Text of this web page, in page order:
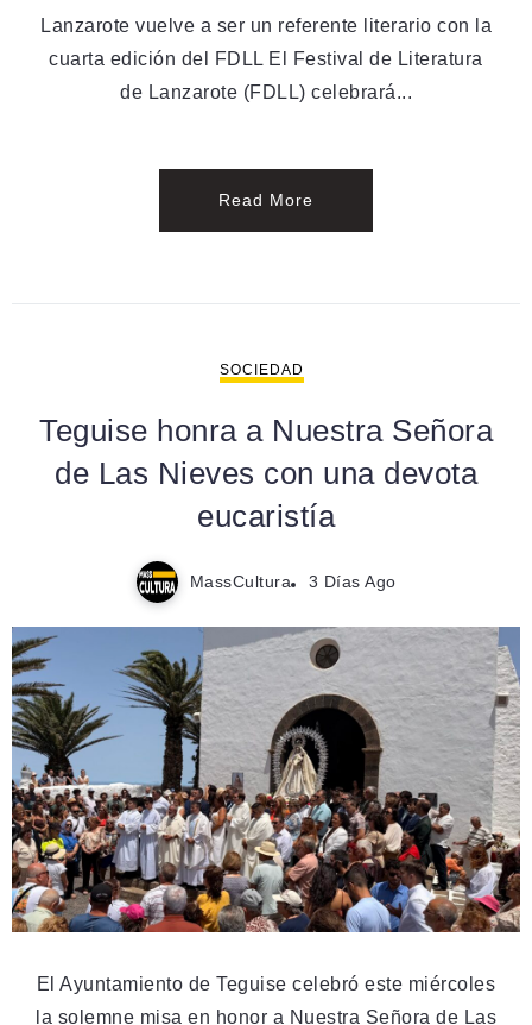
Lanzarote vuelve a ser un referente literario con la
cuarta edición del FDLL El Festival de Literatura
de Lanzarote (FDLL) celebrará...
Read More
SOCIEDAD
Teguise honra a Nuestra Señora
de Las Nieves con una devota
eucaristía
MassCultura 3 Días Ago
El Ayuntamiento de Teguise celebró este miércoles
la solemne misa en honor a Nuestra Señora de Las